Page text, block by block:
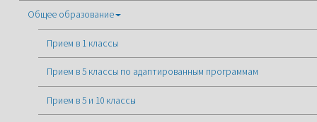
Общее образование
Прием в 1 классы
Прием в 5 классы по адаптированным программам
Прием в 5 и 10 классы